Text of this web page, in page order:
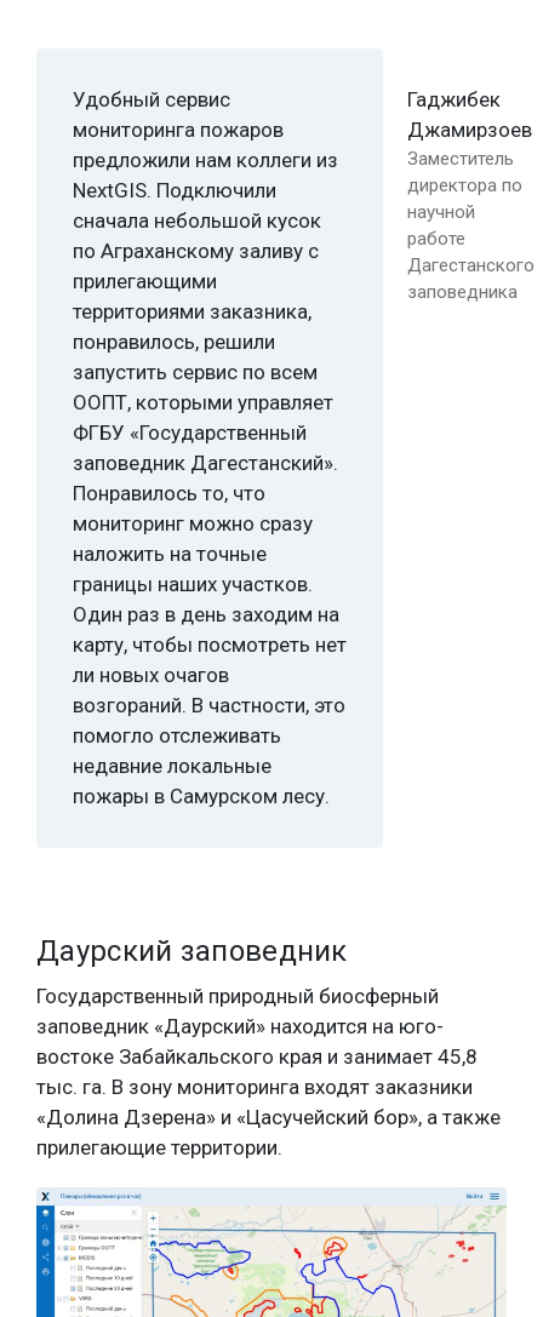
Удобный сервис
мониторинга пожаров
предложили нам коллеги из
NextGIS. Подключили
сначала небольшой кусок
по Аграханскому заливу с
прилегающими
территориями заказника,
понравилось, решили
запустить сервис по всем
ООПТ, которыми управляет
ФГБУ «Государственный
заповедник Дагестанский».
Понравилось то, что
мониторинг можно сразу
наложить на точные
границы наших участков.
Один раз в день заходим на
карту, чтобы посмотреть нет
ли новых очагов
возгораний. В частности, это
помогло отслеживать
недавние локальные
пожары в Самурском лесу.
Гаджибек
Джамирзоев
Заместитель
директора по
научной
работе
Дагестанского
заповедника
Даурский заповедник
Государственный природный биосферный
заповедник «Даурский» находится на юго-
востоке Забайкальского края и занимает 45,8
тыс. га. В зону мониторинга входят заказники
«Долина Дзерена» и «Цасучейский бор», а также
прилегающие территории.